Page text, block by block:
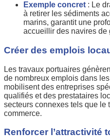
Exemple concret : Le
à retirer les sédiments
marins, garantit une
accueillir des navires de
Créer des emplois
Les travaux portuaires
de nombreux emplois dans
mobilisent des entreprises
qualifiés et des prestataires
secteurs connexes tels que le
commerce.
Renforcer l’attractivité